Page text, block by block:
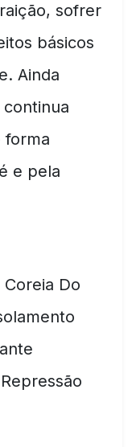
sofrer
básicos
Ainda
continua
forma
e pela